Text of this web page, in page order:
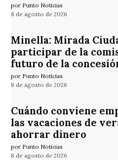
por Punto Noticias
8 de agosto de 2026
Minella: Mirada
participar de la
futuro de la
por Punto Noticias
8 de agosto de 2026
Cuándo conviene
las vacaciones de
ahorrar dinero
por Punto Noticias
8 de agosto de 2026